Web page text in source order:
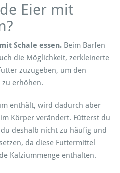
Eier mit
Schale essen. Beim Barfen
die Möglichkeit, zerkleinerte
zuzugeben, um den
zu erhöhen.
enthält, wird dadurch aber
Körper verändert. Fütterst du
deshalb nicht zu häufig und
da diese Futtermittel
Kalziummenge enthalten.